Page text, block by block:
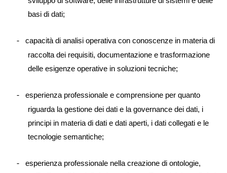
basi di dati;
-­
capacità di analisi operativa con conoscenze in materia di
raccolta dei requisiti, documentazione e trasformazione
delle esigenze operative in soluzioni tecniche;
-­
esperienza professionale e comprensione per quanto
riguarda la gestione dei dati e la governance dei dati, i
principi in materia di dati e dati aperti, i dati collegati e le
tecnologie semantiche;
-­
esperienza professionale nella creazione di ontologie,